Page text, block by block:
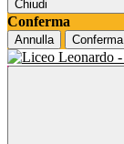
Chiudi
Conferma
Annulla Conferma